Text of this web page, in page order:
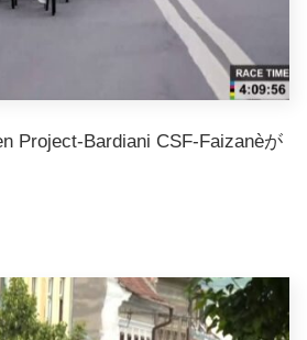
Project-Bardiani CSF-Faizanèが